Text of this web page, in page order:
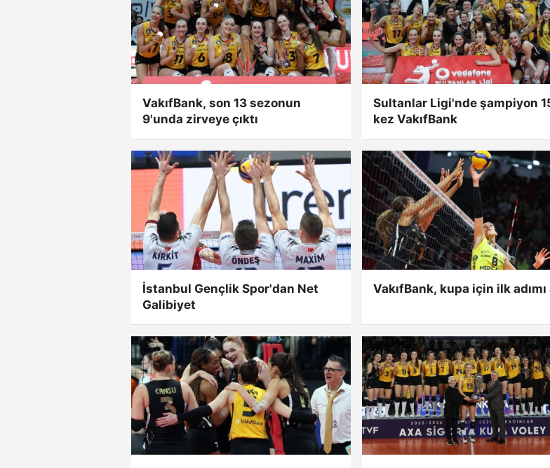
VakıfBank, son 13 sezonun
9'unda zirveye çıktı
Sultanlar Ligi'nde şampiyon
kez VakıfBank
İstanbul Gençlik Spor'dan Net
Galibiyet
VakıfBank, kupa için ilk adımı